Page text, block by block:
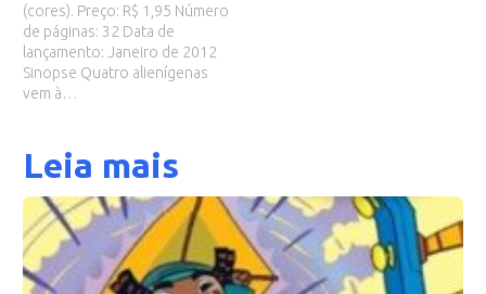
(cores). Preço: R$ 1,95 Número
de páginas: 32 Data de
lançamento: Janeiro de 2012
Sinopse Quatro alienígenas
vem à…
Leia mais